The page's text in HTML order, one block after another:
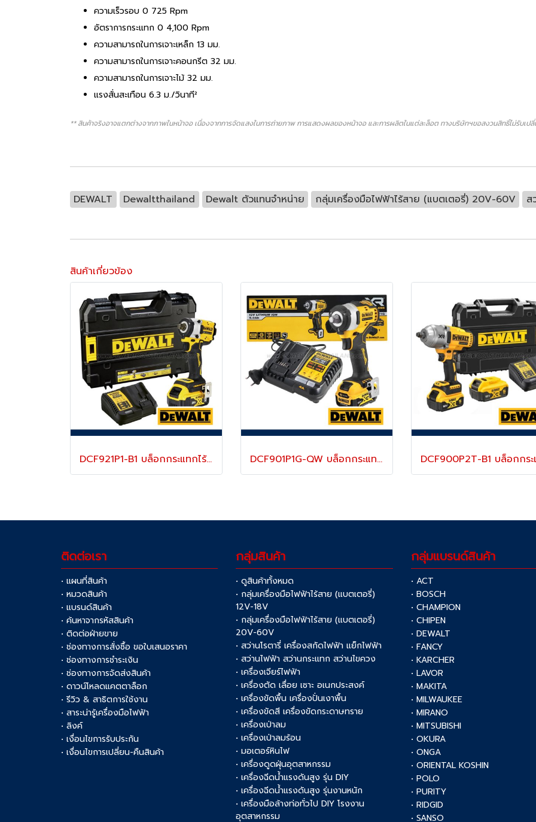
ความเร็วรอบ 0 725 Rpm
อัตราการกระแทก 0 4,100 Rpm
ความสามารถในการเจาะเหล็ก 13 มม.
ความสามารถในการเจาะคอนกรีต 32 มม.
ความสามารถในการเจาะไม้ 32 มม.
แรงสั่นสะเทือน 6.3 ม./วินาที²
** สินค้าจริงอาจแตกต่างจากภาพในหน้าจอ เนื่องจากการจัดแสงในการถ่ายภาพ การแสดงผลของหน้าจอ และการผลิตในแต่ละล็อต ทางบริษัทฯขอสงวนสิทธิ์ไม่รับเป
DEWALT Dewaltthailand Dewalt ตัวแทนจำหน่าย กลุ่มเครื่องมือไฟฟ้าไร้สาย (แบตเตอรี่) 20V-60V ส
สินค้าเกี่ยวข้อง
DCF921P1-B1 บล็อกกระแทกไร้สาย 1/2" 20V MAX (ขนาดเล็กน้ำหนักเบา) ไร้แปรงถ่าน แรงบิดสูงสุด 406 NM. ความเร็วรอบ 2800 RPM พร้อมแบตเตอรี่ 5.0AH "DEWALT" ดีวอลท์ DCF901P1G-QW บล็อกกระแทกไร้สาย 1/2" 12V MAX (ขนาดเล็กน้ำหนักเบา) ไร้แปรงถ่าน แรงบิดสูงสุด 340 NM. ความเร็วรอบ 2850 RPM พร้อมแบตเตอรี่ 5.0AH + แท่นชาร์จ "DEWALT" ดีวอลท์
ติดต่อเรา
• แผนที่สินค้า
• หมวดสินค้า
• แบรนด์สินค้า
• ค้นหาจากรหัสสินค้า
• ติดต่อฝ่ายขาย
• ช่องทางการสั่งซื้อ ขอใบเสนอราคา
• ช่องทางการชำระเงิน
• ช่องทางการจัดส่งสินค้า
• ดาวน์โหลดแคตตาล็อก
• รีวิว & สาธิตการใช้งาน
• สาระน่ารู้เครื่องมือไฟฟ้า
• ลิงค์
• เงื่อนไขการรับประกัน
• เงื่อนไขการเปลี่ยน-คืนสินค้า
กลุ่มสินค้า
• ดูสินค้าทั้งหมด
• กลุ่มเครื่องมือไฟฟ้าไร้สาย (แบตเตอรี่)
12V-18V
• กลุ่มเครื่องมือไฟฟ้าไร้สาย (แบตเตอรี่)
20V-60V
• สว่านโรตารี่ เครื่องสกัดไฟฟ้า แย็กไฟฟ้า
• สว่านไฟฟ้า สว่านกระแทก สว่านไขควง
• เครื่องเจียร์ไฟฟ้า
• เครื่องตัด เลื่อย เซาะ อเนกประสงค์
• เครื่องขัดพื้น เครื่องปั่นเงาพื้น
• เครื่องขัดสี เครื่องขัดกระดาษทราย
• เครื่องเป่าลม
• เครื่องเป่าลมร้อน
• มอเตอร์หินไฟ
• เครื่องดูดฝุ่นอุตสาหกรรม
• เครื่องฉีดน้ำแรงดันสูง รุ่น DIY
• เครื่องฉีดน้ำแรงดันสูง รุ่นงานหนัก
• เครื่องมือล้างท่อทั่วไป DIY โรงงาน
อุตสาหกรรม
กลุ่มแบรนด์สินค้า
• ACT
• BOSCH
• CHAMPION
• CHIPEN
• DEWALT
• FANCY
• KARCHER
• LAVOR
• MAKITA
• MILWAUKEE
• MIRANO
• MITSUBISHI
• OKURA
• ONGA
• ORIENTAL KOSHIN
• POLO
• PURITY
• RIDGID
• SANSO